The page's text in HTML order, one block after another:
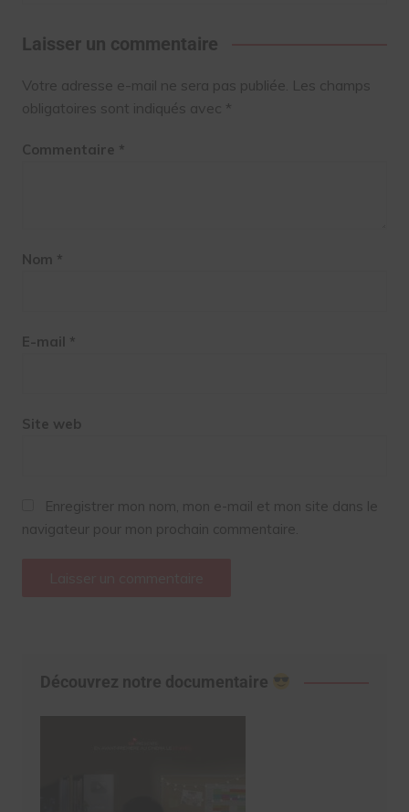
Laisser un commentaire
Votre adresse e-mail ne sera pas publiée. Les champs
obligatoires sont indiqués avec *
Commentaire *
Nom *
E-mail *
Site web
Enregistrer mon nom, mon e-mail et mon site dans le
navigateur pour mon prochain commentaire.
Découvrez notre documentaire